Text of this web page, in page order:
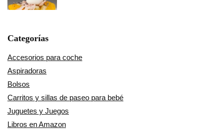
Categorías
Accesorios para coche
Aspiradoras
Bolsos
Carritos y sillas de paseo para bebé
Juguetes y Juegos
Libros en Amazon